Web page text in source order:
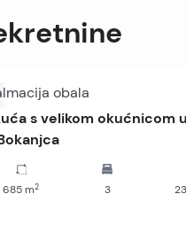
obala
s velikom okućnicom u
685 m2 3